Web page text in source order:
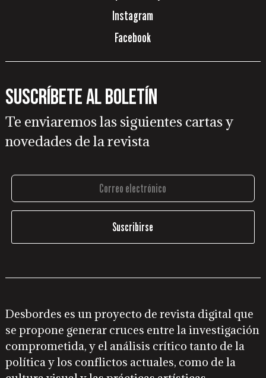
Instagram
Facebook
Suscríbete al boletín
Te enviaremos las siguientes cartas y
novedades de la revista
Desbordes es un proyecto de revista digital que
se propone generar cruces entre la investigación
comprometida, y el análisis crítico tanto de la
política y los conflictos actuales, como de la